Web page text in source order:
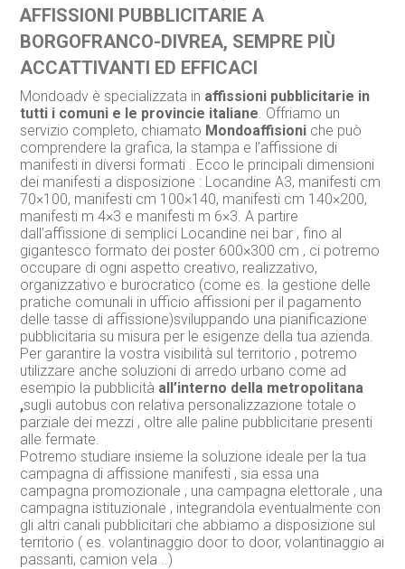
AFFISSIONI PUBBLICITARIE A
BORGOFRANCO-DIVREA, SEMPRE PIÙ
ACCATTIVANTI ED EFFICACI
Mondoadv è specializzata in affissioni pubblicitarie in
tutti i comuni e le provincie italiane. Offriamo un
servizio completo, chiamato Mondoaffisioni che può
comprendere la grafica, la stampa e l’affissione di
manifesti in diversi formati . Ecco le principali dimensioni
dei manifesti a disposizione : Locandine A3, manifesti cm
70×100, manifesti cm 100×140, manifesti cm 140×200,
manifesti m 4×3 e manifesti m 6×3. A partire
dall’affissione di semplici Locandine nei bar , fino al
gigantesco formato dei poster 600×300 cm , ci potremo
occupare di ogni aspetto creativo, realizzativo,
organizzativo e burocratico (come es. la gestione delle
pratiche comunali in ufficio affissioni per il pagamento
delle tasse di affissione)sviluppando una pianificazione
pubblicitaria su misura per le esigenze della tua azienda.
Per garantire la vostra visibilità sul territorio , potremo
utilizzare anche soluzioni di arredo urbano come ad
esempio la pubblicità all’interno della metropolitana
,sugli autobus con relativa personalizzazione totale o
parziale dei mezzi , oltre alle paline pubblicitarie presenti
alle fermate.
Potremo studiare insieme la soluzione ideale per la tua
campagna di affissione manifesti , sia essa una
campagna promozionale , una campagna elettorale , una
campagna istituzionale , integrandola eventualmente con
gli altri canali pubblicitari che abbiamo a disposizione sul
territorio ( es. volantinaggio door to door, volantinaggio ai
passanti, camion vela ..)